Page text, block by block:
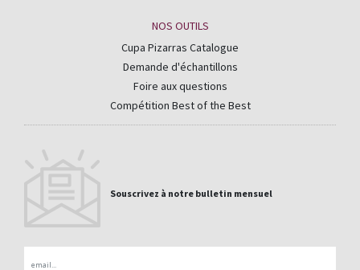
NOS OUTILS
Cupa Pizarras Catalogue
Demande d'échantillons
Foire aux questions
Compétition Best of the Best
Souscrivez à notre bulletin mensuel